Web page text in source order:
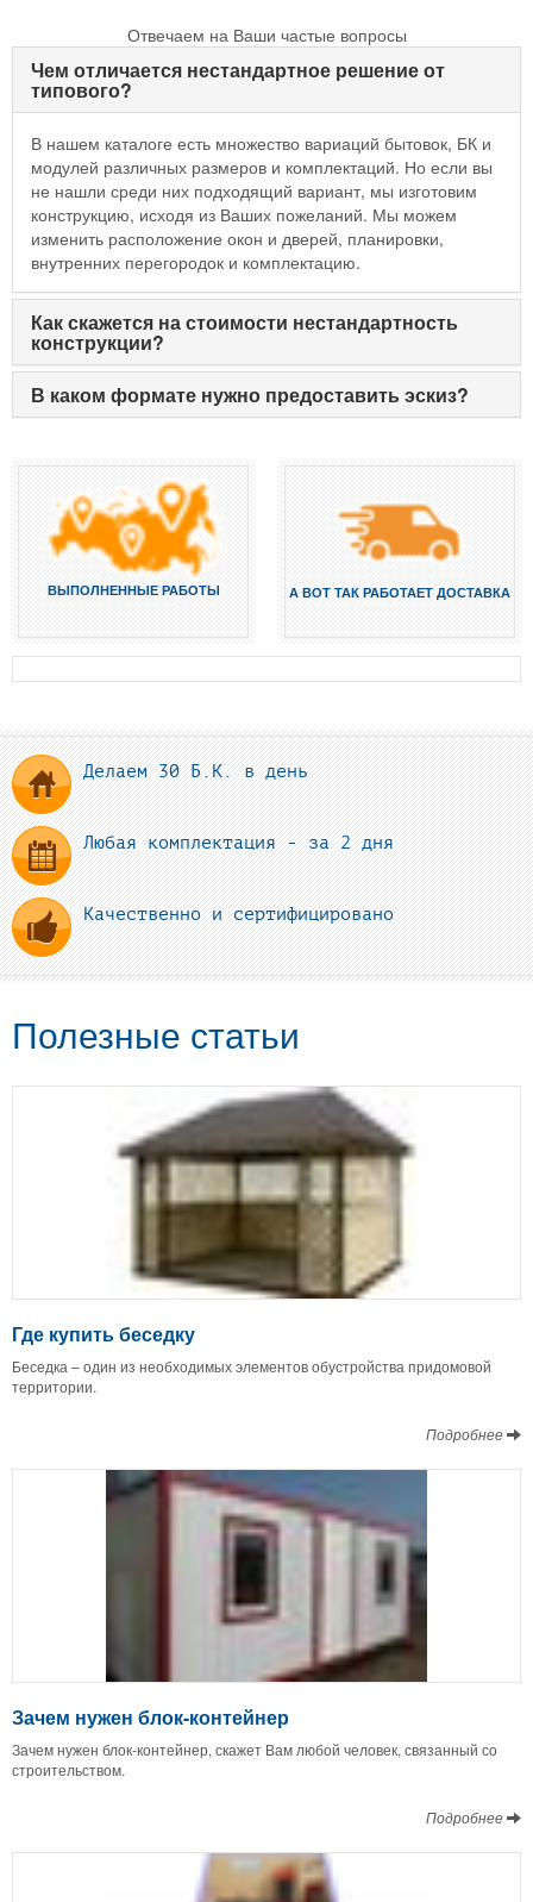
Отвечаем на Ваши частые вопросы
Чем отличается нестандартное решение от
типового?
В нашем каталоге есть множество вариаций бытовок, БК и
модулей различных размеров и комплектаций. Но если вы
не нашли среди них подходящий вариант, мы изготовим
конструкцию, исходя из Ваших пожеланий. Мы можем
изменить расположение окон и дверей, планировки,
внутренних перегородок и комплектацию.
Как скажется на стоимости нестандартность
конструкции?
В каком формате нужно предоставить эскиз?
ВЫПОЛНЕННЫЕ РАБОТЫ А ВОТ ТАК РАБОТАЕТ ДОСТАВКА
Делаем 30 Б.К. в день
Любая комплектация - за 2 дня
Качественно и сертифицировано
Полезные статьи
Где купить беседку
Беседка – один из необходимых элементов обустройства придомовой
территории.
Подробнее
Зачем нужен блок-контейнер
Зачем нужен блок-контейнер, скажет Вам любой человек, связанный со
строительством.
Подробнее